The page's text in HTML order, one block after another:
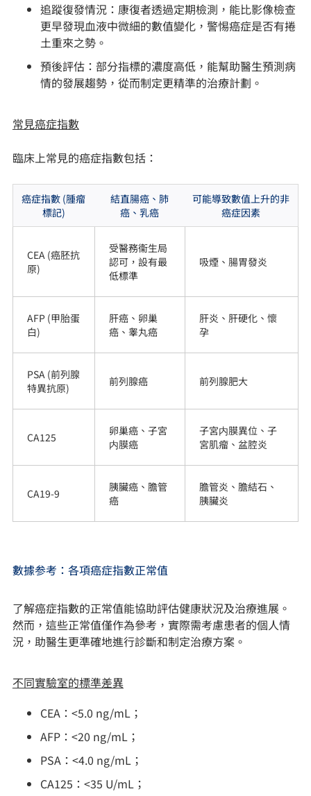
追蹤復發情況：康復者透過定期檢測，能比影像檢查
更早發現血液中微細的數值變化，警惕癌症是否有捲
土重來之勢。
預後評估：部分指標的濃度高低，能幫助醫生預測病
情的發展趨勢，從而制定更精準的治療計劃。
常見癌症指數
臨床上常見的癌症指數包括：
癌症指數 (腫瘤
標記)
結直腸癌、肺
癌、乳癌
可能導致數值上升的非
癌症因素
CEA (癌胚抗
原)
受醫務衞生局
認可，設有最
低標準
吸煙、腸胃發炎
AFP (甲胎蛋
白)
肝癌、卵巢
癌、睾丸癌
肝炎、肝硬化、懷
孕
PSA (前列腺
特異抗原)
前列腺癌 前列腺肥大
CA125
卵巢癌、子宮
内膜癌
子宮内膜異位、子
宮肌瘤、盆腔炎
CA19-9
胰臟癌、膽管
癌
膽管炎、膽結石、
胰臟炎
數據参考：各項癌症指數正常值
了解癌症指數的正常值能協助評估健康狀況及治療進展。
然而，這些正常值僅作為參考，實際需考慮患者的個人情
況，助醫生更準確地進行診斷和制定治療方案。
不同實驗室的標準差異
CEA：<5.0 ng/mL；
AFP：<20 ng/mL；
PSA：<4.0 ng/mL；
CA125：<35 U/mL；